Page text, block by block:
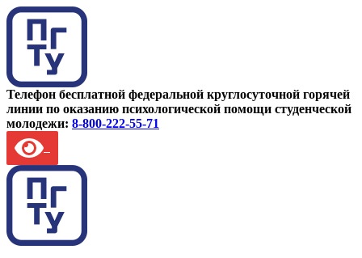
Телефон бесплатной федеральной круглосуточной горячей
линии по оказанию психологической помощи студенческой
молодежи: 8-800-222-55-71